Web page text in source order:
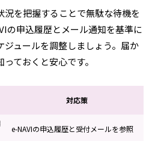
況を把握することで無駄な待機を
の申込履歴とメール通知を基準に
ジュールを調整しましょう。届か
ておくと安心です。
対応策
e-NAVIの申込履歴と受付メールを参照